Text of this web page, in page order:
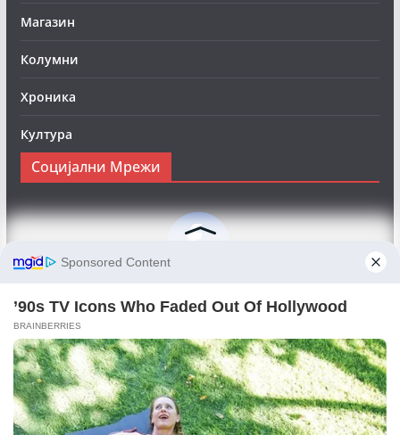
Магазин
Колумни
Хроника
Култура
Социјални Мрежи
Следете нè на Фејсбук за да сте во тек со најновите